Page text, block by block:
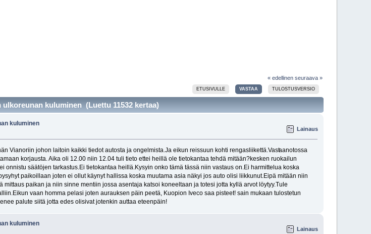
« edellinen seuraava »
ETUSIVULLE VASTAA TULOSTUSVERSIO
kuluminen (Luettu 11532 kertaa)
kuluminen
Lainaus
Vianoriin johon laitoin kaikki tiedot autosta ja ongelmista.Ja eikun reissuun kohti rengasliikettä.Vastaanotossa
korjausta. Aika oli 12.00 niin 12.04 tuli tieto ettei heillä ole tietokantaa tehdä mitään?kesken ruokailun
onnistu säätöjen tarkastus.Ei tietokantaa heillä.Kysyin onko tämä tässä niin vastaus on.Ei harmittelua koska
paikoillaan joten ei ollut käynyt hallissa koska muutama asia näkyi jos auto olisi liikkunut.Eipä mitään niin
paikan ja niin sinne mentiin jossa asentaja katsoi koneeltaan ja totesi jotta kyllä arvot löytyy.Tule
vaan homma pelasi joten aurauksen päin peetä, Kuopion Iveco saa pisteet! sain mukaan tulostetun
palute siitä jotta edes olisivat jotenkin auttaa eteenpäin!
kuluminen
Lainaus